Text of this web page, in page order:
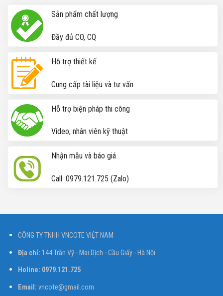
Sản phẩm chất lượng
Đầy đủ CO, CQ
Hỗ trợ thiết kế
Cung cấp tài liệu và tư vấn
Hỗ trợ biện pháp thi công
Video, nhân viên kỹ thuật
Nhận mẫu và báo giá
Call: 0979.121.725 (Zalo)
CÔNG TY TNHH VNCOTE VIỆT NAM
Địa chỉ: 144 Trần Vỹ - Mai Dịch - Cầu Giấy - Hà Nội
Holine: 0979.121.725
Email: vncote@gmail.com